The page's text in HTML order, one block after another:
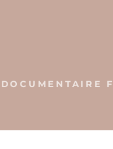
DOCUMENTAIRE